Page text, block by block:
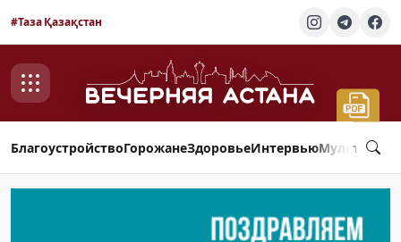
#Таза Қазақстан
БлагоустройствоГорожанеЗдоровьеИнтервью